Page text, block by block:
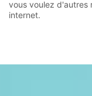
vous voulez d'autres
internet.